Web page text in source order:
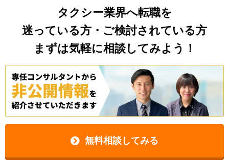
タクシー業界へ転職を
迷っている方・ご検討されている方
まずは気軽に相談してみよう！
無料相談してみる